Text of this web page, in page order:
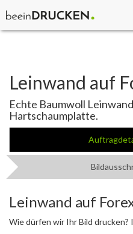
Leinwand auf
Echte Baumwoll
Hartschaumplatte.
Leinwand auf
Wie dürfen wir Ihr Bild drucken?